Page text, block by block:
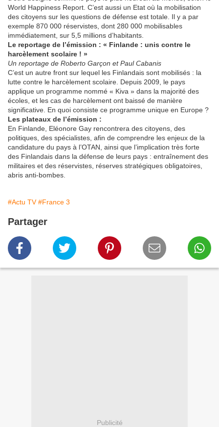
World Happiness Report. C’est aussi un Etat où la mobilisation
des citoyens sur les questions de défense est totale. Il y a par
exemple 870 000 réservistes, dont 280 000 mobilisables
immédiatement, sur 5,5 millions d’habitants.
Le reportage de l’émission : « Finlande : unis contre le
harcèlement scolaire ! »
Un reportage de Roberto Garçon et Paul Cabanis
C’est un autre front sur lequel les Finlandais sont mobilisés : la
lutte contre le harcèlement scolaire. Depuis 2009, le pays
applique un programme nommé « Kiva » dans la majorité des
écoles, et les cas de harcèlement ont baissé de manière
significative. En quoi consiste ce programme unique en Europe ?
Les plateaux de l’émission :
En Finlande, Eléonore Gay rencontrera des citoyens, des
politiques, des spécialistes, afin de comprendre les enjeux de la
candidature du pays à l’OTAN, ainsi que l’implication très forte
des Finlandais dans la défense de leurs pays : entraînement des
militaires et des réservistes, réserves stratégiques obligatoires,
abris anti-bombes.
#Actu TV #France 3
Partager
Publicité